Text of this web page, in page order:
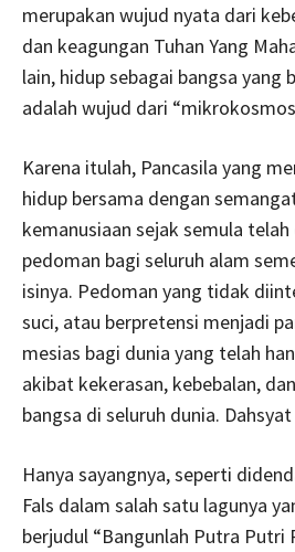
merupakan wujud nyata dari
dan keagungan Tuhan Yang
lain, hidup sebagai bangsa yang
adalah wujud dari
Karena itulah, Pancasila yang
hidup bersama dengan
kemanusiaan sejak semula
pedoman bagi seluruh alam
isinya. Pedoman yang tidak
suci, atau berpretensi menjadi
mesias bagi dunia yang telah
akibat kekerasan, kebebalan,
bangsa di seluruh dunia.
Hanya sayangnya, seperti
Fals dalam salah satu lagunya
berjudul “Bangunlah Putra Putri